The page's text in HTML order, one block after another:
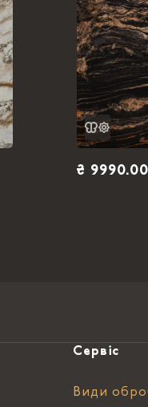
₴ 9990.00
Сервіс
Види